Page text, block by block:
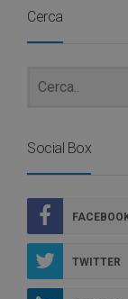
Cerca
Social Box
TWITTER